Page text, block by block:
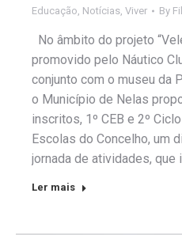
Educação Notícias Viver By
No âmbito do projeto
promovido pelo Náutico
conjunto com o museu da
o Município de Nelas
inscritos, 1º CEB e 2º
Escolas do Concelho, um
jornada de atividades, que
Ler mais